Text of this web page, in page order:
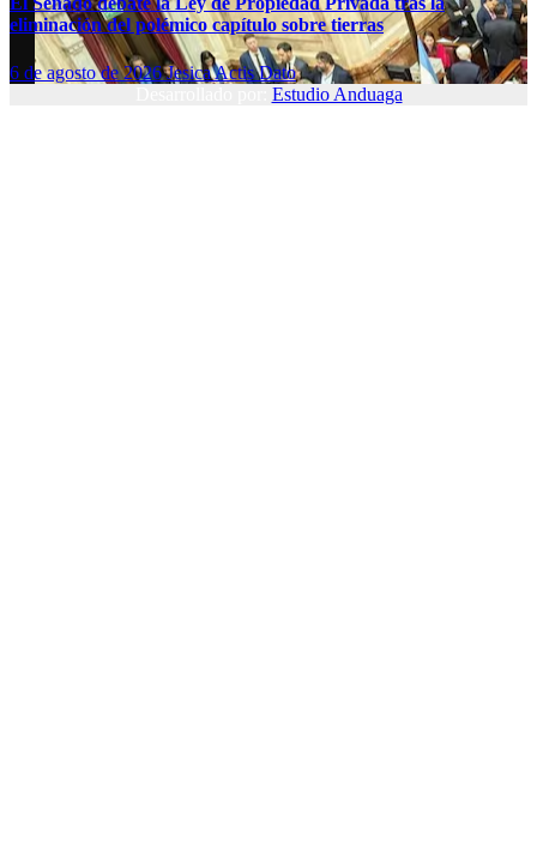
eliminación del polémico capítulo sobre tierras
6 de agosto de 2026Jesica Actis Dato
Estudio Anduaga